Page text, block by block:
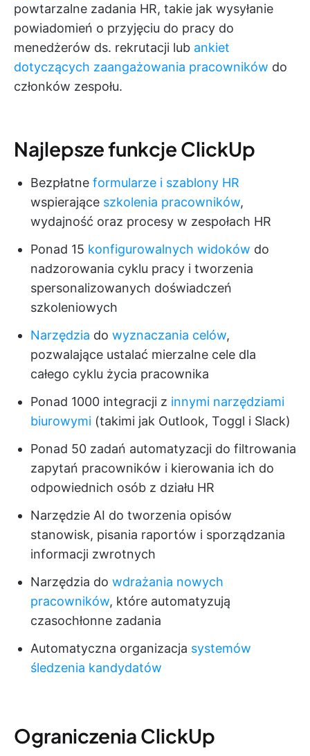
powtarzalne zadania HR, takie jak wysyłanie
powiadomień o przyjęciu do pracy do
menedżerów ds. rekrutacji lub ankiet
dotyczących zaangażowania pracowników do
członków zespołu.
Najlepsze funkcje ClickUp
Bezpłatne formularze i szablony HR
wspierające szkolenia pracowników,
wydajność oraz procesy w zespołach HR
Ponad 15 konfigurowalnych widoków do
nadzorowania cyklu pracy i tworzenia
spersonalizowanych doświadczeń
szkoleniowych
Narzędzia do wyznaczania celów,
pozwalające ustalać mierzalne cele dla
całego cyklu życia pracownika
Ponad 1000 integracji z innymi narzędziami
biurowymi (takimi jak Outlook, Toggl i Slack)
Ponad 50 zadań automatyzacji do filtrowania
zapytań pracowników i kierowania ich do
odpowiednich osób z działu HR
Narzędzie AI do tworzenia opisów
stanowisk, pisania raportów i sporządzania
informacji zwrotnych
Narzędzia do wdrażania nowych
pracowników, które automatyzują
czasochłonne zadania
Automatyczna organizacja systemów
śledzenia kandydatów
Ograniczenia ClickUp